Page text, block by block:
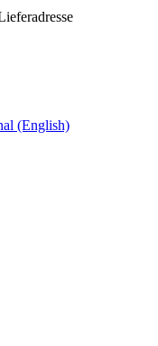
(English)